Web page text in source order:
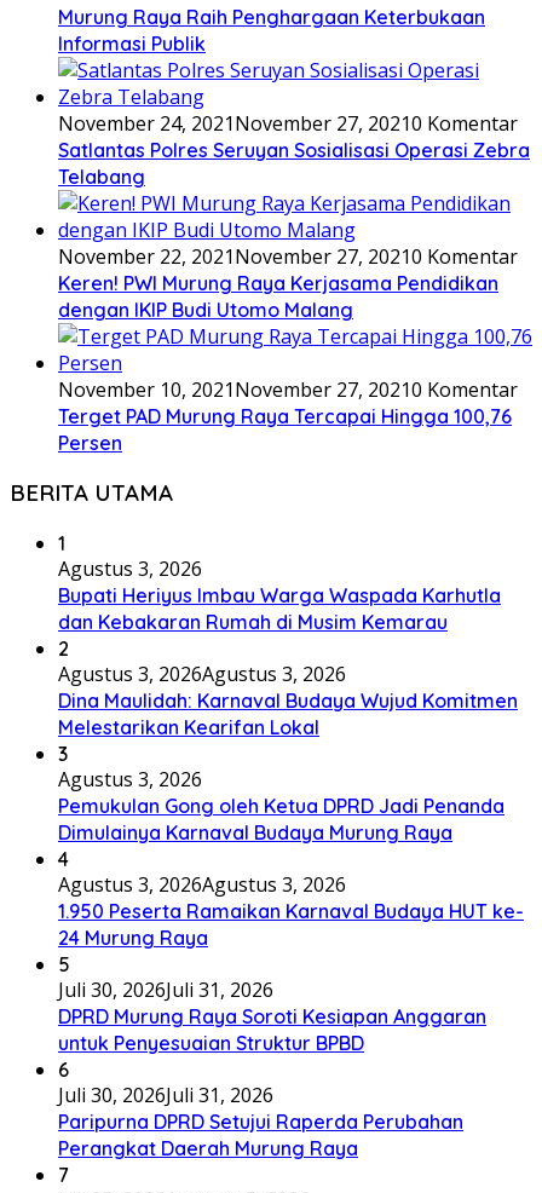
November 24, 2021
Satlantas Polres Seruyan Sosialisasi Operasi Zebra
Telabang
November 22, 2021
Keren! PWI Murung Raya Kerjasama Pendidikan
dengan IKIP Budi Utomo Malang
November 10, 2021November 27, 2021
Terget PAD Murung Raya Tercapai Hingga 100,76
Persen
BERITA UTAMA
Agustus 3, 2026
dan Kebakaran Rumah di Musim Kemarau
2
Agustus 3, 2026Agustus 3, 2026
Dina Maulidah: Karnaval Budaya Wujud Komitmen
Melestarikan Kearifan Lokal
3
Agustus 3, 2026
Pemukulan Gong oleh Ketua DPRD Jadi Penanda
Dimulainya Karnaval Budaya Murung Raya
4
Agustus 3, 2026Agustus 3, 2026
1.950 Peserta Ramaikan Karnaval Budaya HUT ke-
24 Murung Raya
5
Juli 30, 2026Juli 31, 2026
DPRD Murung Raya Soroti Kesiapan Anggaran
untuk Penyesuaian Struktur BPBD
6
Juli 30, 2026Juli 31, 2026
Paripurna DPRD Setujui Raperda Perubahan
Perangkat Daerah Murung Raya
7
Juli 28, 2026Agustus 5, 2026
DPRD Murung Raya Minta Antisipasi Krisis Air
Bersih Selama Kemarau